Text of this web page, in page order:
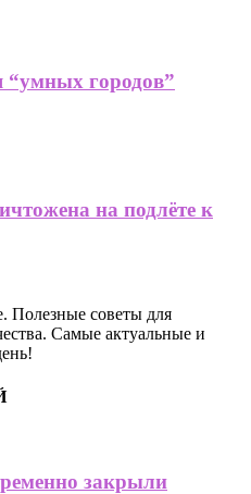
“умных городов”
на подлёте к
Полезные советы для
Самые актуальные и
закрыли